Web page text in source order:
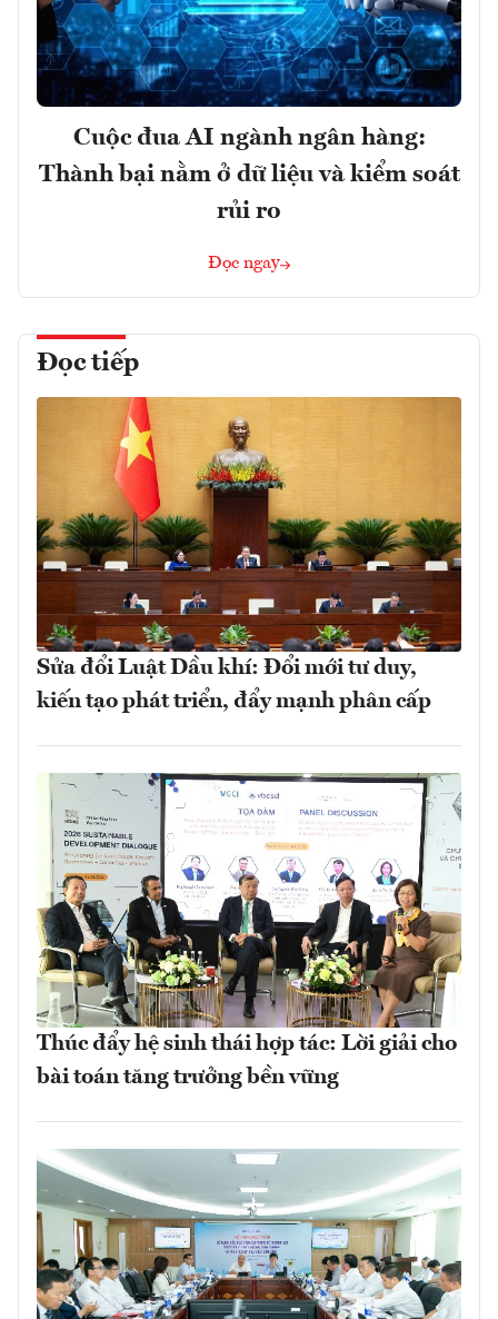
Cuộc đua AI ngành ngân hàng:
Thành bại nằm ở dữ liệu và kiểm soát
rủi ro
Đọc ngay
Đọc tiếp
Sửa đổi Luật Dầu khí: Đổi mới tư duy,
kiến tạo phát triển, đẩy mạnh phân cấp
Thúc đẩy hệ sinh thái hợp tác: Lời giải cho
bài toán tăng trưởng bền vững